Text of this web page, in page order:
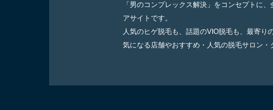
「男のコンプレックス解決」をコンセプトに
アサイトです。
人気のヒゲ脱毛も、話題のVIO脱毛も、最寄り
気になる店舗やおすすめ・人気の脱毛サロン・